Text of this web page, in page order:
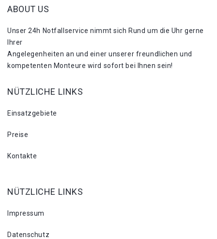
ABOUT US
Unser 24h Notfallservice nimmt sich Rund um die Uhr gerne
Ihrer
Angelegenheiten an und einer unserer freundlichen und
kompetenten Monteure wird sofort bei Ihnen sein!
NÜTZLICHE LINKS
Einsatzgebiete
Preise
Kontakte
NÜTZLICHE LINKS
Impressum
Datenschutz